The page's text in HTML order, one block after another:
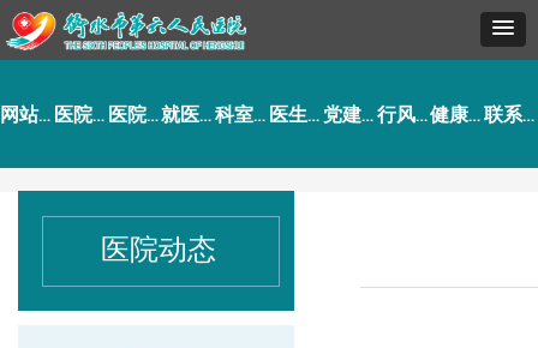
网站首页 医院概况 医院动态 就医指南 科室导航 医生介绍 党建工作 行风建设 健康园地 联系我们
医院动态